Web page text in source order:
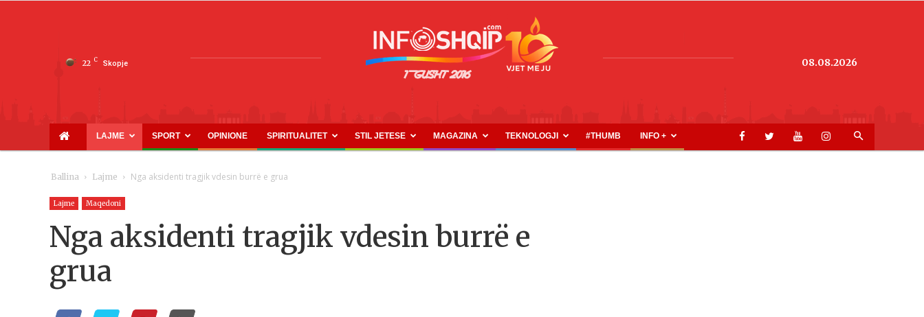
22 C Skopje
INFOSHQIP.COM
08.08.2026
LAJME SPORT OPINIONE SPIRITUALITET STIL JETESE MAGAZINA TEKNOLOGJI #THUMB INFO +
Ballina Lajme Nga aksidenti tragjik vdesin burrë e grua
Lajme Maqedoni
Nga aksidenti tragjik vdesin burrë e
grua